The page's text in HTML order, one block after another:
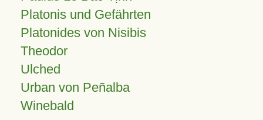
Platonis und Gefährten
Platonides von Nisibis
Theodor
Ulched
Urban von Peñalba
Winebald